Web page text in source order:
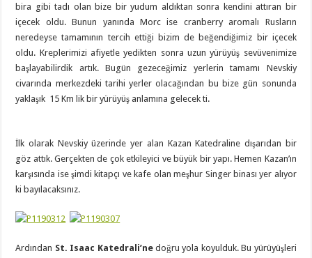
bira gibi tadı olan bize bir yudum aldıktan sonra kendini attıran bir
içecek oldu. Bunun yanında Morc ise cranberry aromalı Rusların
neredeyse tamamının tercih ettiği bizim de beğendiğimiz bir içecek
oldu. Kreplerimizi afiyetle yedikten sonra uzun yürüyüş sevüvenimize
başlayabilirdik artık. Bugün gezeceğimiz yerlerin tamamı Nevskiy
civarında merkezdeki tarihi yerler olacağından bu bize gün sonunda
yaklaşık 15 Km lik bir yürüyüş anlamına gelecek ti.
İlk olarak Nevskiy üzerinde yer alan Kazan Katedraline dışarıdan bir
göz attık. Gerçekten de çok etkileyici ve büyük bir yapı. Hemen Kazan’ın
karşısında ise şimdi kitapçı ve kafe olan meşhur Singer binası yer alıyor
ki bayılacaksınız.
Ardından St. Isaac Katedrali’nedoğru yola koyulduk. Bu yürüyüşleri